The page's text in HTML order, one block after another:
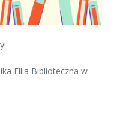
Filia Biblioteczna w